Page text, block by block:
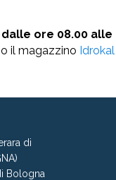
dalle ore 08.00 alle
il magazzino Idrokal
di
Bologna